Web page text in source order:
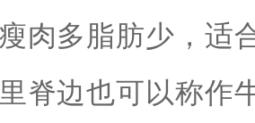
肉多脂肪少，适
脊边也可以称作